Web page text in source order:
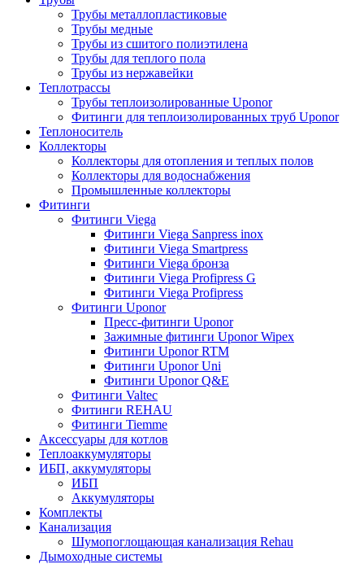
Трубы металлопластиковые
Трубы медные
Трубы из сшитого полиэтилена
Трубы для теплого пола
Трубы из нержавейки
Теплотрассы
Трубы теплоизолированные Uponor
Фитинги для теплоизолированных труб Uponor
Теплоноситель
Коллекторы
Коллекторы для отопления и теплых полов
Коллекторы для водоснабжения
Промышленные коллекторы
Фитинги
Фитинги Viega
Фитинги Viega Sanpress inox
Фитинги Viega Smartpress
Фитинги Viega бронза
Фитинги Viega Profipress G
Фитинги Viega Profipress
Фитинги Uponor
Пресс-фитинги Uponor
Зажимные фитинги Uponor Wipex
Фитинги Uponor RTM
Фитинги Uponor Uni
Фитинги Uponor Q&E
Фитинги Valtec
Фитинги REHAU
Фитинги Tiemme
Аксессуары для котлов
Теплоаккумуляторы
ИБП, аккумуляторы
ИБП
Аккумуляторы
Комплекты
Канализация
Шумопоглощающая канализация Rehau
Дымоходные системы